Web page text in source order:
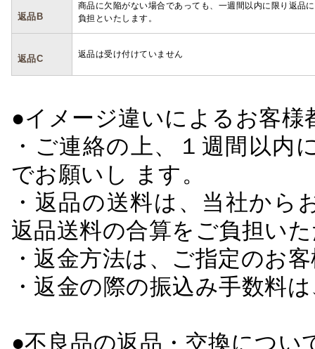
返品B
商品に欠陥がない場合であっても、一週間以内に限り返品
負担といたします。
返品C 返品は受け付けていません
●イメージ違いによるお客
・ご連絡の上、１週間以
でお願いし ます。
・返品の送料は、当社か
返品送料の合算をご負担い
・返金方法は、ご指定のお
・返金の際の振込み手数料
●不良品の返品・交換につい